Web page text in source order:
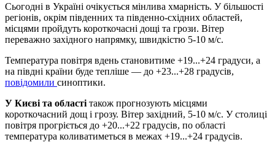
Сьогодні в Україні очікується мінлива хмарність. У більшості
регіонів, окрім південних та південно-східних областей,
місцями пройдуть короткочасні дощі та грози. Вітер
переважно західного напрямку, швидкістю 5-10 м/с.
Температура повітря вдень становитиме +19...+24 градуси, а
на півдні країни буде тепліше — до +23...+28 градусів,
повідомили синоптики.
У Києві та області також прогнозують місцями
короткочасний дощ і грозу. Вітер західний, 5-10 м/с. У столиці
повітря прогріється до +20...+22 градусів, по області
температура коливатиметься в межах +19...+24 градусів.